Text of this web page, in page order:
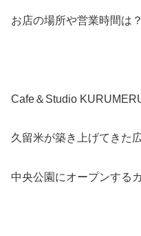
お店の場所や営業時間は？
Cafe＆Studio
久留米が築き上げてきた
中央公園にオープンする